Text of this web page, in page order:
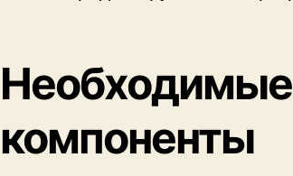
Необходимые
компоненты